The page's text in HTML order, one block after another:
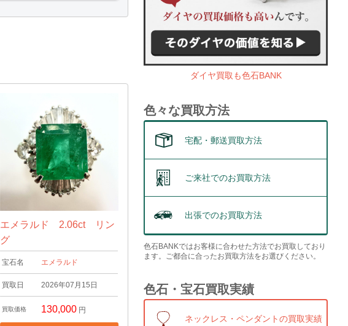
エメラルド 2.06ct リン
グ
宝石名 エメラルド
買取日 2026年07月15日
買取価格 130,000 円
ダイヤ買取も色石BANK
色々な買取方法
宅配・郵送買取方法
ご来社でのお買取方法
出張でのお買取方法
色石BANKではお客様に合わせた方法でお買取しており
ます。ご都合に合ったお買取方法をお選びください。
色石・宝石買取実績
ネックレス・ペンダントの買取実績